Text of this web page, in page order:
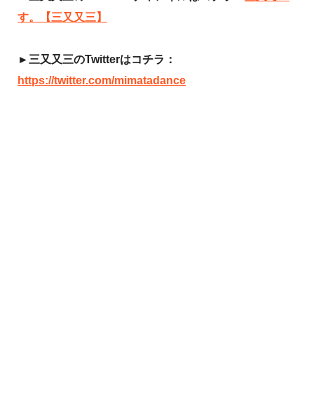
す。【三又又三】
►三又又三のTwitterはコチラ：
https://twitter.com/mimatadance